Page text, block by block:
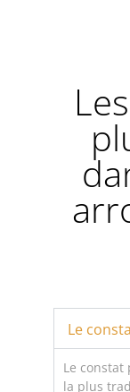
Le
Le constat
la plus